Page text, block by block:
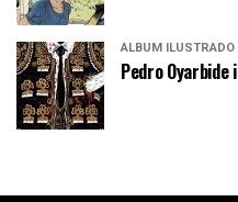
ÁLBUM ILUSTRADO
Pedro Oyarbide